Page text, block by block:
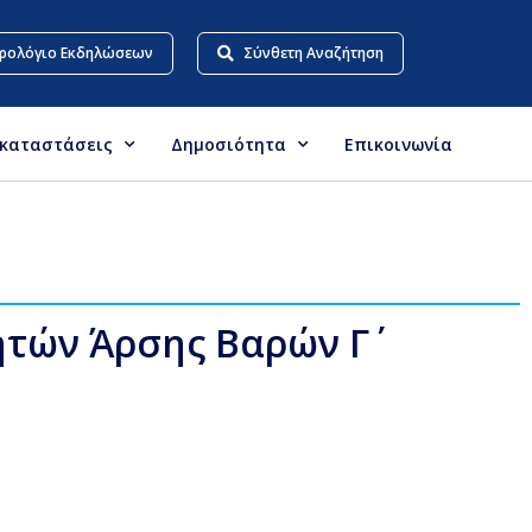
Εκδηλώσεων Σύνθετη Αναζήτηση
Δημοσιότητα Επικοινωνία
Άρσης Βαρών Γ΄